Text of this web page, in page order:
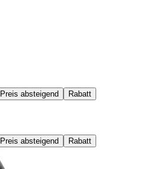
Preis absteigend Rabatt
Preis absteigend Rabatt